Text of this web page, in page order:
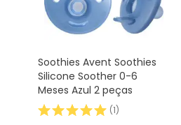
Soothies Avent Soothies
Silicone Soother 0-6
Meses Azul 2 peças
(1)